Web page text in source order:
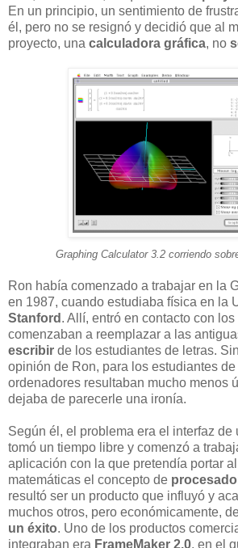
En un principio, un sentimiento de
él, pero no se resignó y decidió que al
proyecto, una calculadora gráfica, no
Graphing Calculator 3.2 corriendo
Ron había comenzado a trabajar en la
en 1987, cuando estudiaba física en la
Stanford . Allí, entró en contacto con los
comenzaban a reemplazar a las
escribir de los estudiantes de letras.
opinión de Ron, para los estudiantes
ordenadores resultaban mucho menos
dejaba de parecerle una ironía.
Según él, el problema era el interfaz de
tomó un tiempo libre y comenzó a
aplicación con la que pretendía portar
matemáticas el concepto de
resultó ser un producto que influyó y
muchos otros, pero económicamente,
un éxito. Uno de los productos
integraban era FrameMaker 2.0, en el